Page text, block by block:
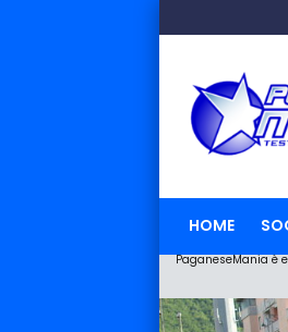
HOME
PaganeseMania è